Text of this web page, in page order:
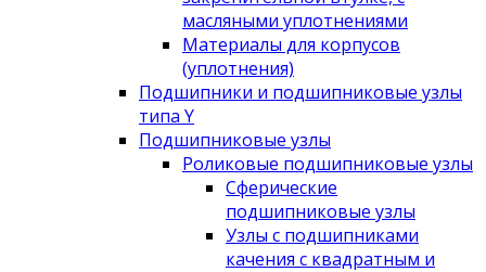
масляными уплотнениями
Материалы для корпусов
(уплотнения)
Подшипники и подшипниковые узлы
типа Y
Подшипниковые узлы
Роликовые подшипниковые узлы
Сферические
подшипниковые узлы
Узлы с подшипниками
качения с квадратным и